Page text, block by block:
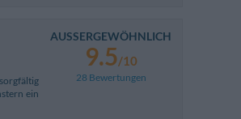
ein
AUSSERGEWÖHNLICH
9.5/10
28 Bewertungen